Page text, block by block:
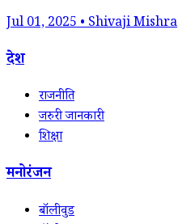
Jul 01, 2025 • Shivaji Mishra
देश
राजनीति
जरुरी जानकारी
शिक्षा
मनोरंजन
बॉलीवुड